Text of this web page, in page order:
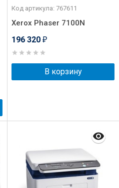
Код артикула: 767611
Xerox Phaser 7100N
196 320 ₽
В корзину